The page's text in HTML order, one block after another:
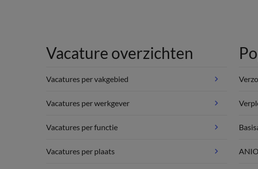
Vacature overzichten
Vacatures per vakgebied
Vacatures per werkgever
Vacatures per functie
Vacatures per plaats